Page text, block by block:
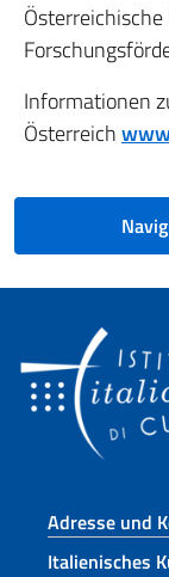
Informationen
Österreich
Adresse und
Italienisches